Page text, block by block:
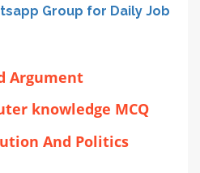
Group for Daily Job
Argument
knowledge MCQ
And Politics